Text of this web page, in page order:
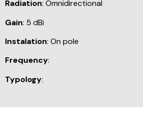
Radiation: Omnidirectional
Gain: 5 dBi
Instalation: On pole
Frequency:
Typology: